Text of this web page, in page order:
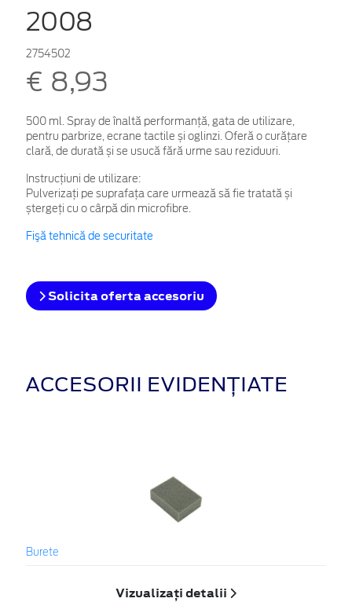
2008
2754502
€ 8,93
500 ml. Spray de înaltă performanță, gata de utilizare,
pentru parbrize, ecrane tactile și oglinzi. Oferă o curățare
clară, de durată și se usucă fără urme sau reziduuri.
Instrucțiuni de utilizare:
Pulverizați pe suprafața care urmează să fie tratată și
ștergeți cu o cârpă din microfibre.
Fişă tehnică de securitate
Solicita oferta accesoriu
ACCESORII EVIDENȚIATE
Burete
Vizualizați detalii